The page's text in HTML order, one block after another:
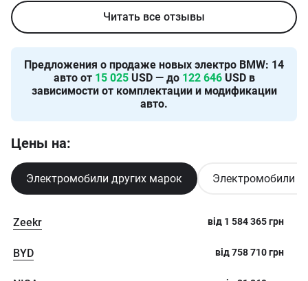
Читать все отзывы
Предложения о продаже новых электро BMW: 14
авто от 15 025USD — до 122 646USD в
зависимости от комплектации и модификации
авто.
Цены на:
Электромобили других марок Электромобили в
Zeekr від 1 584 365грн
BYD від758 710грн